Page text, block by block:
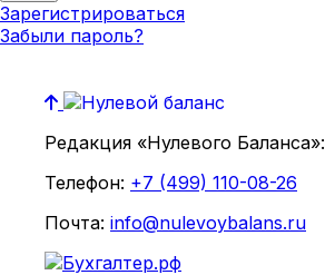
Зарегистрироваться
Забыли пароль?
Редакция «Нулевого Баланса»:
Телефон: +7 (499) 110-08-26
Почта: info@nulevoybalans.ru